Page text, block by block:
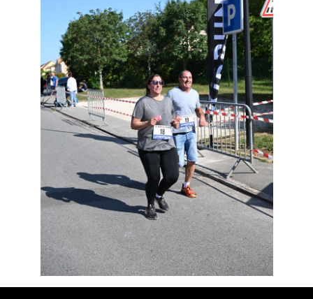
Devenez bénévoles
Partenaires
Photos▼